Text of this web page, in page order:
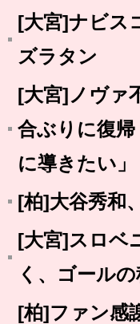
[大宮]ナビス
ズラタン
[大宮]ノヴァ
合ぶりに復
に導きたい」
[柏]大谷秀和
[大宮]スロベ
く、ゴール
[柏]ファン感